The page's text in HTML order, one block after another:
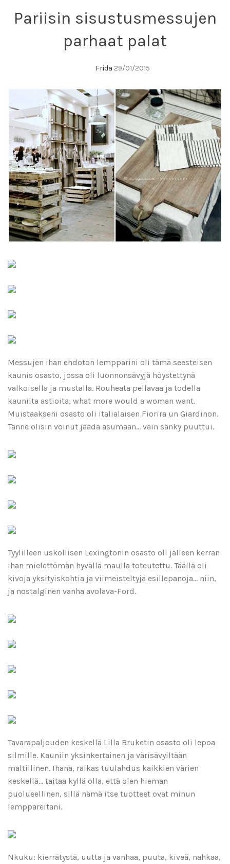
Pariisin sisustusmessujen
parhaat palat
Frida 29/01/2015
Messujen ihan ehdoton lempparini oli tämä seesteisen
kaunis osasto, jossa oli luonnonsävyjä höystettynä
valkoisella ja mustalla. Rouheata pellavaa ja todella
kauniita astioita, what more would a woman want.
Muistaakseni osasto oli italialaisen Fiorira un Giardinon.
Tänne olisin voinut jäädä asumaan… vain sänky puuttui.
Tyylilleen uskollisen Lexingtonin osasto oli jälleen kerran
ihan mielettömän hyvällä maulla toteutettu. Täällä oli
kivoja yksityiskohtia ja viimeisteltyjä esillepanoja… niin,
ja nostalginen vanha avolava-Ford.
Tavarapaljouden keskellä Lilla Bruketin osasto oli lepoa
silmille. Kauniin yksinkertainen ja värisävyiltään
maltillinen. Ihana, raikas tuulahdus kaikkien värien
keskellä… taitaa kyllä olla, että olen hieman
puolueellinen, sillä nämä itse tuotteet ovat minun
lemppareitani.
Nkuku: kierrätystä, uutta ja vanhaa, puuta, kiveä, nahkaa,